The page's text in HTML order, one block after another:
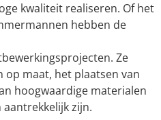
kwaliteit realiseren. Of het
hebben de
Ze
op maat, het plaatsen van
hoogwaardige materialen
zijn.